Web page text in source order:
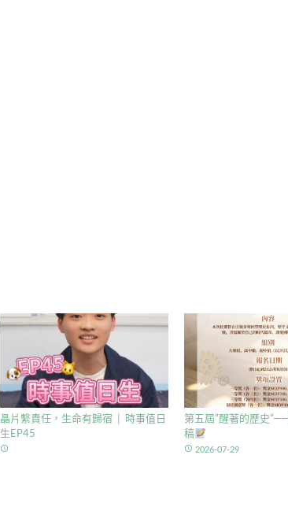
晶片繫責任，生命有歸宿 │ 時事值日
生EP45
access_time
第五屆”醒著的歷史
稿
access_time 2026-07-29